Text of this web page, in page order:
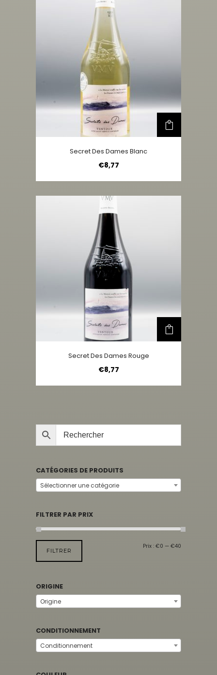
Secret Des Dames Blanc
€8,77
Secret Des Dames Rouge
€8,77
CATÉGORIES DE PRODUITS
Sélectionner une catégorie
FILTRER PAR PRIX
FILTRER
Prix : €0 — €40
ORIGINE
Origine
CONDITIONNEMENT
Conditionnement